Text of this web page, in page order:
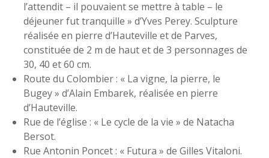
l’attendit – il pouvaient se mettre à table – le
déjeuner fut tranquille » d’Yves Perey. Sculpture
réalisée en pierre d’Hauteville et de Parves,
constituée de 2 m de haut et de 3 personnages de
30, 40 et 60 cm.
Route du Colombier : « La vigne, la pierre, le
Bugey » d’Alain Embarek, réalisée en pierre
d’Hauteville.
Rue de l’église : « Le cycle de la vie » de Natacha
Bersot.
Rue Antonin Poncet : « Futura » de Gilles Vitaloni.